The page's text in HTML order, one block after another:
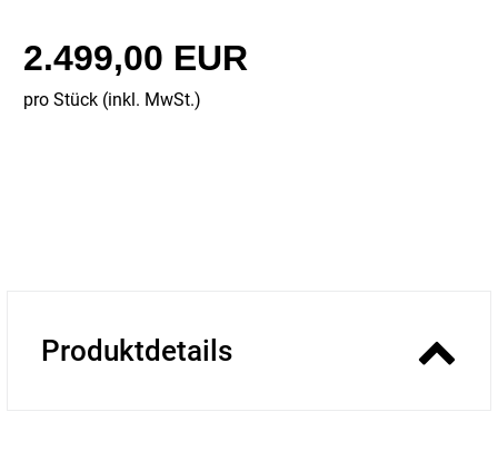
2.499,00 EUR
pro Stück (inkl. MwSt.)
Produktdetails